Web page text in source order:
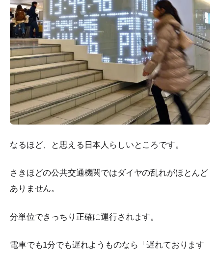
なるほど、と思える日本人らしいところです。
さきほどの公共交通機関ではダイヤの乱れがほとんど
ありません。
分単位できっちり正確に運行されます。
電車でも1分でも遅れようものなら「遅れております